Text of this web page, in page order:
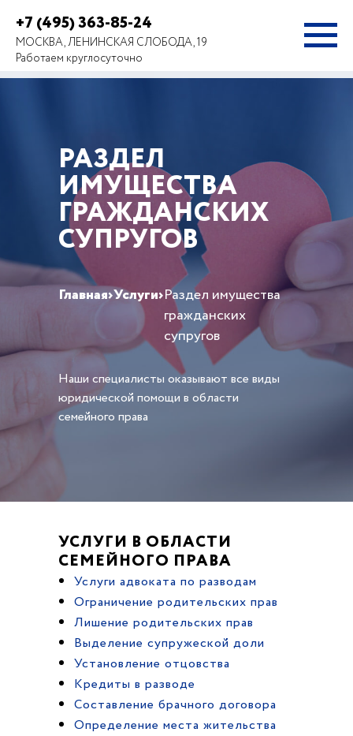
+7 (495) 363-85-24
МОСКВА, ЛЕНИНСКАЯ СЛОБОДА, 19
Работаем круглосуточно
РАЗДЕЛ
ИМУЩЕСТВА
ГРАЖДАНСКИХ
СУПРУГОВ
Главная›Услуги›Раздел имущества
гражданских
супругов
Наши специалисты оказывают все виды
юридической помощи в области
семейного права
УСЛУГИ В ОБЛАСТИ
СЕМЕЙНОГО ПРАВА
Услуги адвоката по разводам
Ограничение родительских прав
Лишение родительских прав
Выделение супружеской доли
Установление отцовства
Кредиты в разводе
Составление брачного договора
Определение места жительства